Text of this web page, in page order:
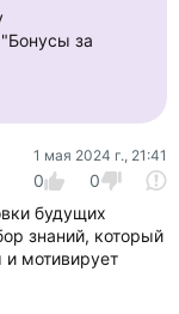
за
1 мая 2024 г., 21:41
0
0
будущих
знаний, который
и мотивирует